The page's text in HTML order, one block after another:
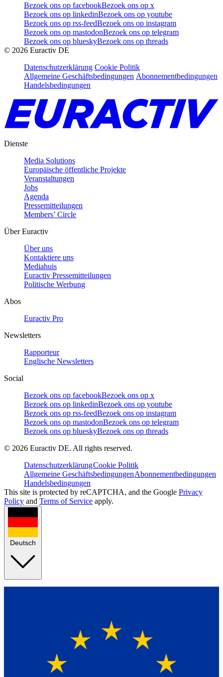
Bezoek ons op facebookBezoek ons op x
Bezoek ons op linkedinBezoek ons op youtube
Bezoek ons op rss-feedBezoek ons op instagram
Bezoek ons op mastodonBezoek ons op telegram
Bezoek ons op blueskyBezoek ons op threads
© 2026 Euractiv DE
Datenschutzerklärung Cookie Politik
Allgemeine Geschäftsbedingungen Abonnementbedingungen
Handelsbedingungen
Dienste
Media Solutions
Europäische öffentliche Projekte
Veranstaltungen
Jobs
Agenda
Pressemitteilungen
Members’ Circle
Über Euractiv
Über uns
Kontaktiere uns
Mediahuis
Euractiv Pressemitteilungen
Politische Werbung
Abos
Euractiv Pro
Newsletters
Rapporteur
Englische Newsletters
Social
Bezoek ons op facebookBezoek ons op x
Bezoek ons op linkedinBezoek ons op youtube
Bezoek ons op rss-feedBezoek ons op instagram
Bezoek ons op mastodonBezoek ons op telegram
Bezoek ons op blueskyBezoek ons op threads
© 2026 Euractiv DE. All rights reserved.
DatenschutzerklärungCookie Politik
Allgemeine GeschäftsbedingungenAbonnementbedingungen
Handelsbedingungen
This site is protected by reCAPTCHA, and the Google Privacy
Policy and Terms of Service apply.
Deutsch